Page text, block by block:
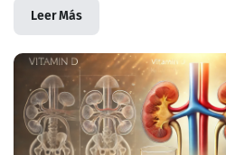
Leer Más